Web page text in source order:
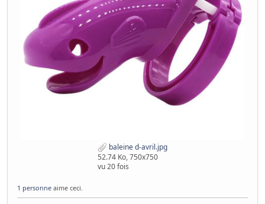
baleine d-avril.jpg
52.74 Ko, 750x750
vu 20 fois
1 personne aime ceci.